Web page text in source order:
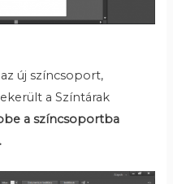
új színcsoport,
a Színtárak
a színcsoportba